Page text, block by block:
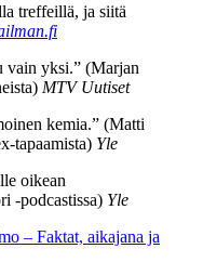
treffeillä, ja siitä
vain yksi.” (Marjan
MTV Uutiset
kemia.” (Matti
tapaamista) Yle
oikean
-podcastissa) Yle
– Faktat, aikajana ja